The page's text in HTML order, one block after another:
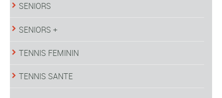
SENIORS
SENIORS +
TENNIS FEMININ
TENNIS SANTE